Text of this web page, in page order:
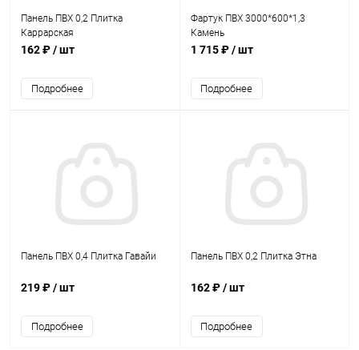
Панель ПВХ 0,2 Плитка
Каррарская
162 ₽/ шт
Подробнее
Фартук ПВХ 3000*600*1,3
Камень
1 715 ₽/ шт
Подробнее
Панель ПВХ 0,4 Плитка Гавайи
219 ₽/ шт
Подробнее
Панель ПВХ 0,2 Плитка Этна
162 ₽/ шт
Подробнее